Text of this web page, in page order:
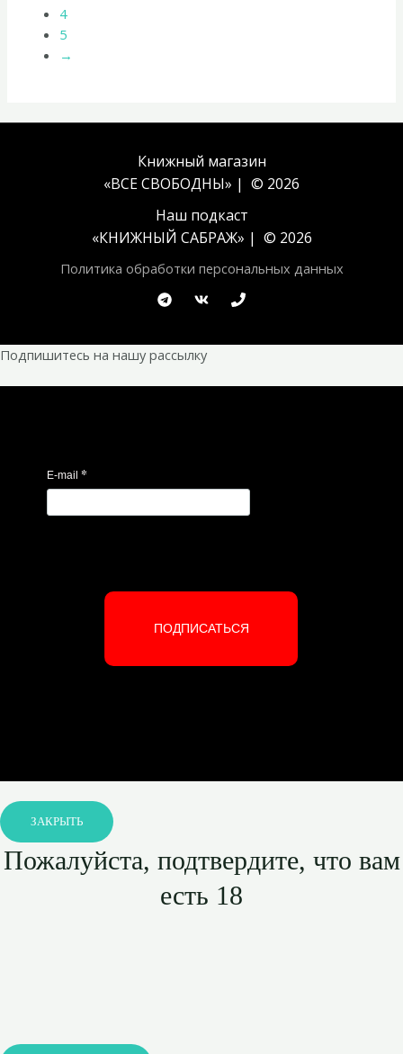
4
5
→
Книжный магазин
«ВСЕ СВОБОДНЫ» | © 2026
Наш подкаст
«КНИЖНЫЙ САБРАЖ» | © 2026
Политика обработки персональных данных
Подпишитесь на нашу рассылку
E-mail *
ПОДПИСАТЬСЯ
ЗАКРЫТЬ
Пожалуйста, подтвердите, что вам
есть 18